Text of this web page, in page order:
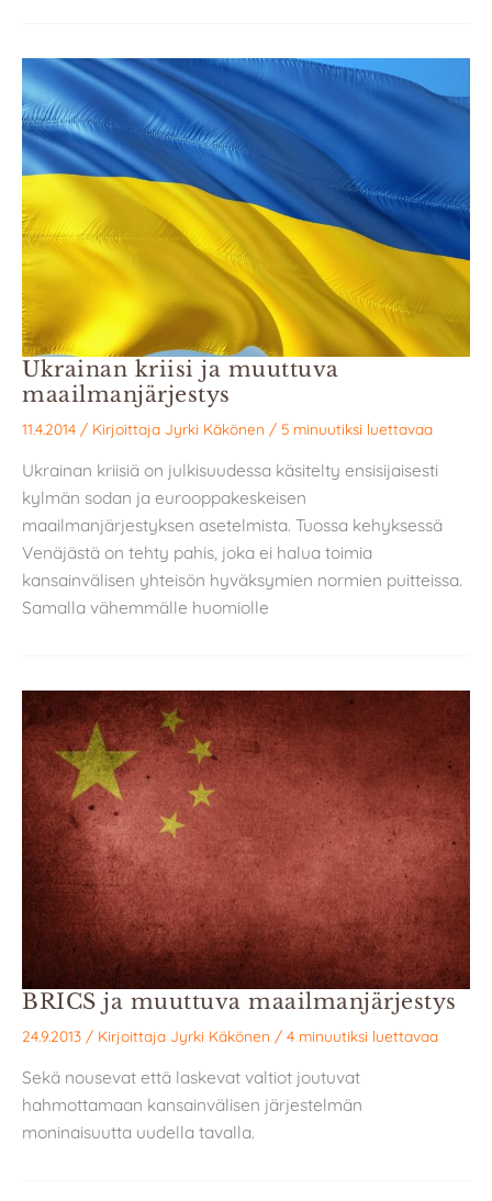
Ukrainan kriisi ja muuttuva
maailmanjärjestys
11.4.2014 / Kirjoittaja Jyrki Käkönen / 5 minuutiksi luettavaa
Ukrainan kriisiä on julkisuudessa käsitelty ensisijaisesti
kylmän sodan ja eurooppakeskeisen
maailmanjärjestyksen asetelmista. Tuossa kehyksessä
Venäjästä on tehty pahis, joka ei halua toimia
kansainvälisen yhteisön hyväksymien normien puitteissa.
Samalla vähemmälle huomiolle
BRICS ja muuttuva maailmanjärjestys
24.9.2013 / Kirjoittaja Jyrki Käkönen / 4 minuutiksi luettavaa
Sekä nousevat että laskevat valtiot joutuvat
hahmottamaan kansainvälisen järjestelmän
moninaisuutta uudella tavalla.